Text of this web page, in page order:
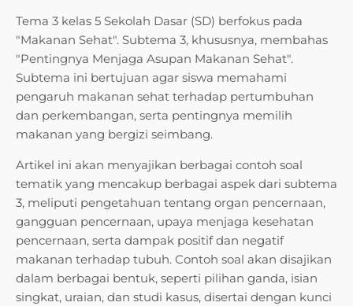
Tema 3 kelas 5 Sekolah Dasar (SD) berfokus pada
"Makanan Sehat". Subtema 3, khususnya, membahas
"Pentingnya Menjaga Asupan Makanan Sehat".
Subtema ini bertujuan agar siswa memahami
pengaruh makanan sehat terhadap pertumbuhan
dan perkembangan, serta pentingnya memilih
makanan yang bergizi seimbang.
Artikel ini akan menyajikan berbagai contoh soal
tematik yang mencakup berbagai aspek dari subtema
3, meliputi pengetahuan tentang organ pencernaan,
gangguan pencernaan, upaya menjaga kesehatan
pencernaan, serta dampak positif dan negatif
makanan terhadap tubuh. Contoh soal akan disajikan
dalam berbagai bentuk, seperti pilihan ganda, isian
singkat, uraian, dan studi kasus, disertai dengan kunci